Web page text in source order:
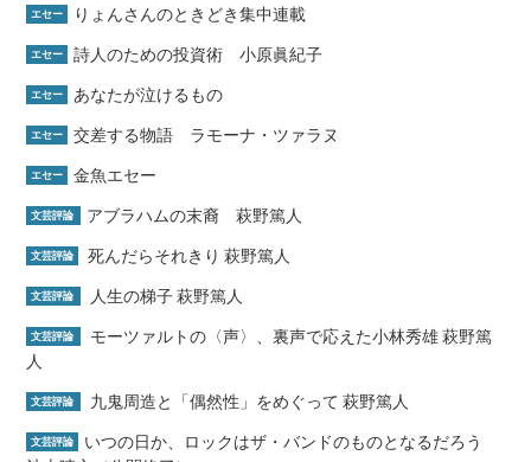
エセー りょんさんのときどき集中連載
エセー 詩人のための投資術 小原眞紀子
エセー あなたが泣けるもの
エセー 交差する物語 ラモーナ・ツァラヌ
エセー 金魚エセー
文芸評論 アブラハムの末裔 萩野篤人
文芸評論 死んだらそれきり 萩野篤人
文芸評論 人生の梯子 萩野篤人
文芸評論
モーツァルトの〈声〉、裏声で応えた小林秀雄 萩野篤
人
文芸評論 九鬼周造と「偶然性」をめぐって 萩野篤人
文芸評論
いつの日か、ロックはザ・バンドのものとなるだろう